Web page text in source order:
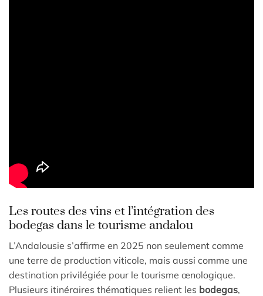
Les routes des vins et l’intégration des
bodegas dans le tourisme andalou
L’Andalousie s’affirme en 2025 non seulement comme
une terre de production viticole, mais aussi comme une
destination privilégiée pour le tourisme œnologique.
Plusieurs itinéraires thématiques relient les bodegas,